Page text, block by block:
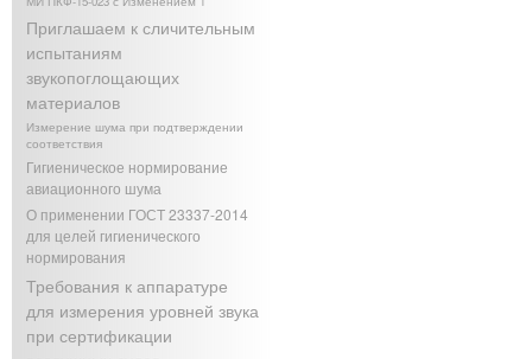
Приглашаем к сличительным
испытаниям
звукопоглощающих
материалов
Измерение шума при подтверждении
соответствия
Гигиеническое нормирование
авиационного шума
О применении ГОСТ 23337-2014
для целей гигиенического
нормирования
Требования к аппаратуре
для измерения уровней звука
при сертификации